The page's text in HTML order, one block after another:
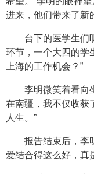
进来，他们带来了新
台下的医学生们
环节，一个大四的学
上海的工作机会？”
李明微笑着看向
在南疆，我不仅收获
人生。”
报告结束后，李
爱结合得这么好，真